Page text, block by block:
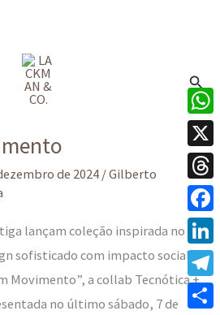
de 2024 /Gilberto
lançam coleção inspirada no
sofisticado com impacto social
Movimento”, a collab Tecnótica +
no último sábado, 7 de
X